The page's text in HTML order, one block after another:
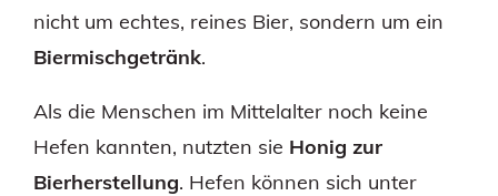
nicht um echtes, reines Bier, sondern um ein
Biermischgetränk.
Als die Menschen im Mittelalter noch keine
Hefen kannten, nutzten sie Honig zur
Bierherstellung. Hefen können sich unter